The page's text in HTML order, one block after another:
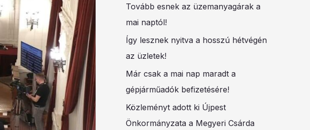
Tovább esnek az üzemanyagárak a
mai naptól!
Így lesznek nyitva a hosszú hétvégén
az üzletek!
Már csak a mai nap maradt a
gépjárműadók befizetésére!
Közleményt adott ki Újpest
Önkormányzata a Megyeri Csárda